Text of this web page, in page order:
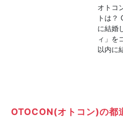
オトコ
トは？
に結婚
ィ」を
以内に
OTOCON(オトコン)の都